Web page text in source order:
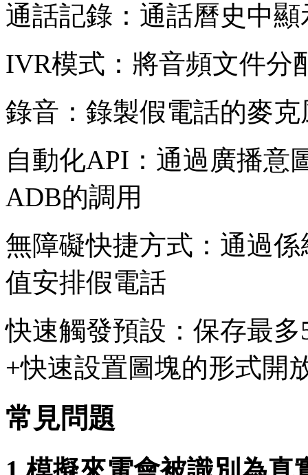
通話記錄：通話曆史中
IVR模式：將音頻文件分
錄音：錄製假電話的麥克
自動化API：通過廣播意
ADB的調用
無障礙快捷方式：通過
值安排假電話
快速觸發預設：保存最
+快速設置圖塊的形式開
常見問題